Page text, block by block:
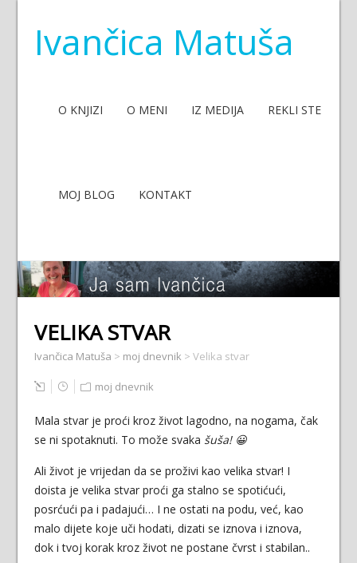
Ivančica Matuša
O KNJIZI O MENI IZ MEDIJA REKLI STE
MOJ BLOG KONTAKT
VELIKA STVAR
Ivančica Matuša > moj dnevnik > Velika stvar
moj dnevnik
Mala stvar je proći kroz život lagodno, na nogama, čak
se ni spotaknuti. To može svaka šuša! 😀
Ali život je vrijedan da se proživi kao velika stvar! I
doista je velika stvar proći ga stalno se spotićući,
posrćući pa i padajući… I ne ostati na podu, već, kao
malo dijete koje uči hodati, dizati se iznova i iznova,
dok i tvoj korak kroz život ne postane čvrst i stabilan..